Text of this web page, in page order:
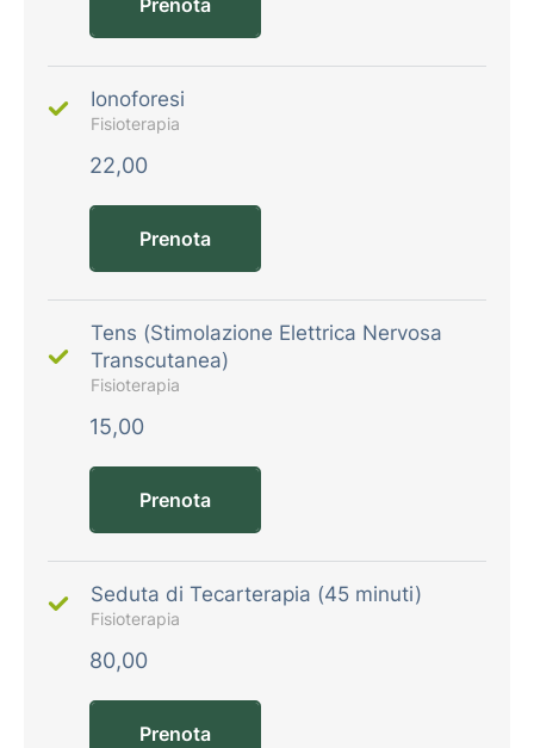
Ionoforesi
Fisioterapia
22,00
Prenota
Tens (Stimolazione Elettrica Nervosa
Transcutanea)
Fisioterapia
15,00
Prenota
Seduta di Tecarterapia (45 minuti)
Fisioterapia
80,00
Prenota